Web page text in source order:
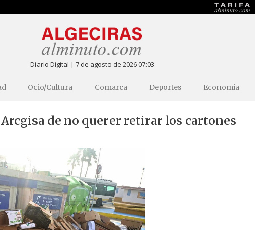
Diario Digital | 7 de agosto de 2026 07:03
Ocio/Cultura Comarca Deportes Economia
de no querer retirar los cartones